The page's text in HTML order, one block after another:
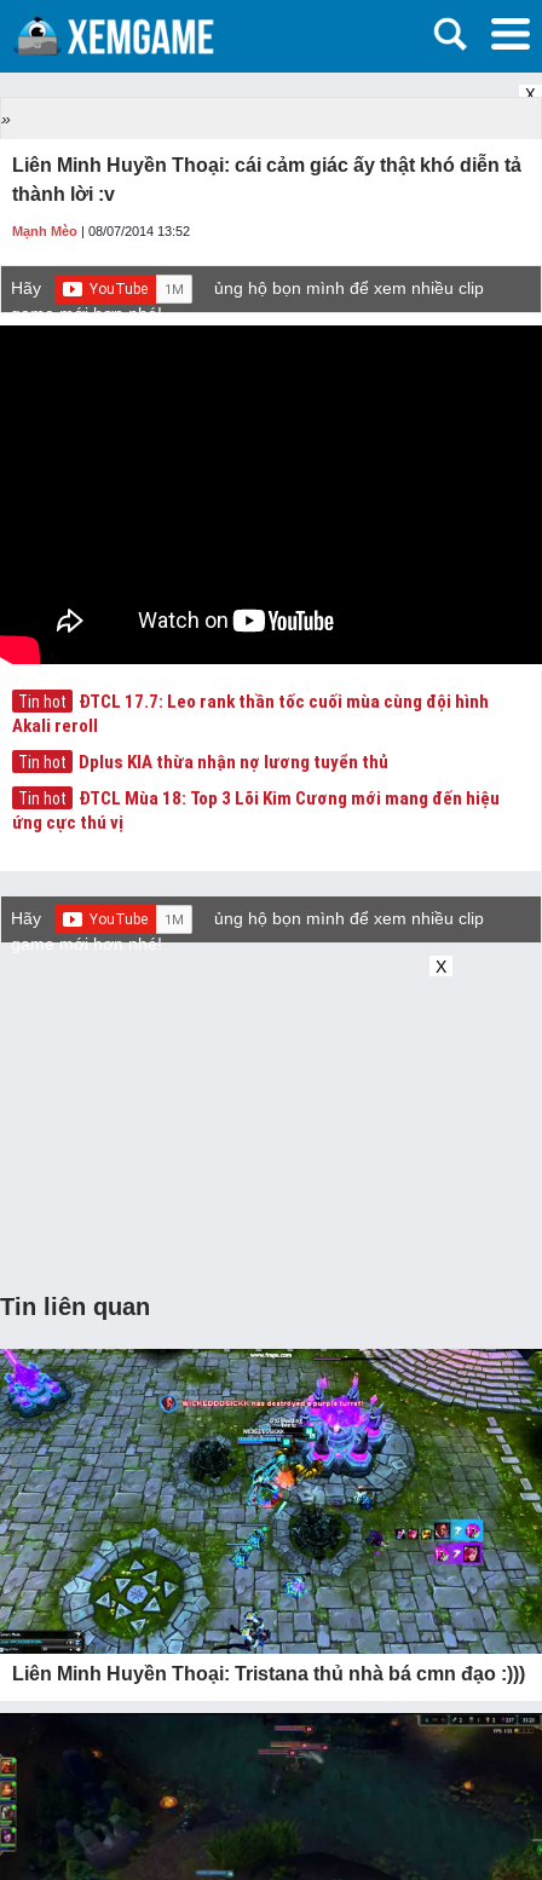
X
»
Liên Minh Huyền Thoại: cái cảm giác ấy thật khó diễn tả
thành lời :v
Mạnh Mèo | 08/07/2014 13:52
Hãy
ủng hộ bọn mình để xem nhiều clip
game mới hơn nhé!
Tin hot
ĐTCL 17.7: Leo rank thần tốc cuối mùa cùng đội hình
Akali reroll
Tin hot Dplus KIA thừa nhận nợ lương tuyển thủ
Tin hot
ĐTCL Mùa 18: Top 3 Lõi Kim Cương mới mang đến hiệu
ứng cực thú vị
Hãy
ủng hộ bọn mình để xem nhiều clip
game mới hơn nhé!
X
Tin liên quan
Liên Minh Huyền Thoại: Tristana thủ nhà bá cmn đạo :)))